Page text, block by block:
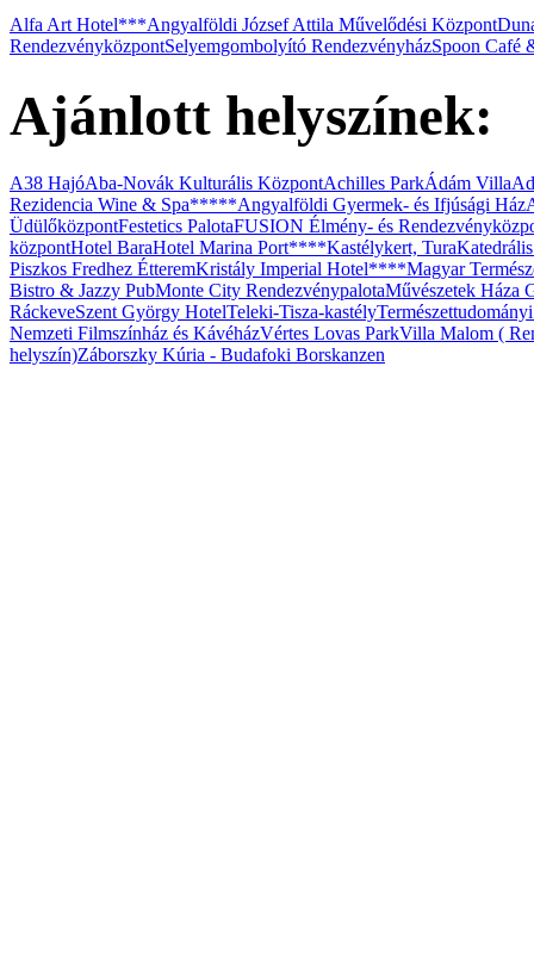
Budafok Borváros
Alfa Art Hotel***Angyalföldi József Attila Művelődési Központ
RendezvényközpontSelyemgombolyító RendezvényházSpoon Café
Ajánlott helyszínek:
A38 HajóAba-Novák Kulturális KözpontAchilles ParkÁdám Villa
Rezidencia Wine & Spa*****Angyalföldi Gyermek- és Ifjúsági Ház
ÜdülőközpontFestetics PalotaFUSION Élmény- és
központHotel BaraHotel Marina Port****Kastélykert, Tura
Piszkos Fredhez ÉtteremKristály Imperial Hotel****Magyar
Bistro & Jazzy PubMonte City RendezvénypalotaMűvészetek Háza
RáckeveSzent György HotelTeleki-Tisza-kastély
Nemzeti Filmszínház és KávéházVértes Lovas ParkVilla Malom (
helyszín)Záborszky Kúria - Budafoki Borskanzen